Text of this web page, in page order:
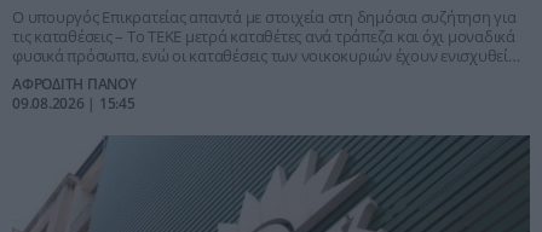
Ο υπουργός Επικρατείας απαντά με στοιχεία στη δημόσια συζήτηση για
τις καταθέσεις – Το ΤΕΚΕ μετρά καταθέτες ανά τράπεζα και όχι μοναδικά
φυσικά πρόσωπα, ενώ οι καταθέσεις των νοικοκυριών έχουν ενισχυθεί
σημαντικά τα τελευταία χρόνια
ΑΦΡΟΔΙΤΗ ΠΑΝΟΥ
09.08.2026 | 15:45